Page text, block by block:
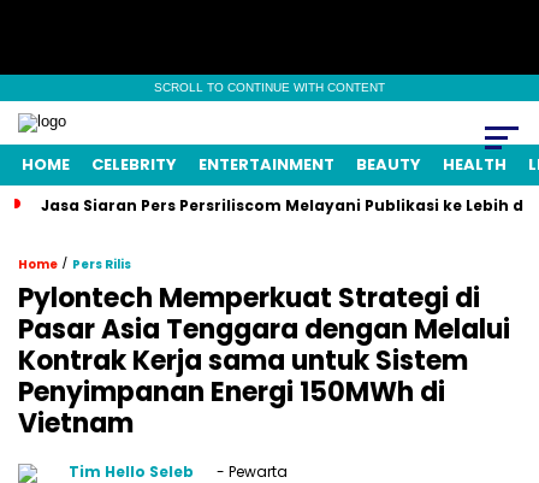
SCROLL TO CONTINUE WITH CONTENT
HOME CELEBRITY ENTERTAINMENT BEAUTY HEALTH
Jasa Siaran Pers Persriliscom Melayani Publikasi ke Lebih
Home / Pers Rilis
Pylontech Memperkuat Strategi di
Pasar Asia Tenggara dengan Melalui
Kontrak Kerja sama untuk Sistem
Penyimpanan Energi 150MWh di
Vietnam
Tim Hello Seleb
- Pewarta